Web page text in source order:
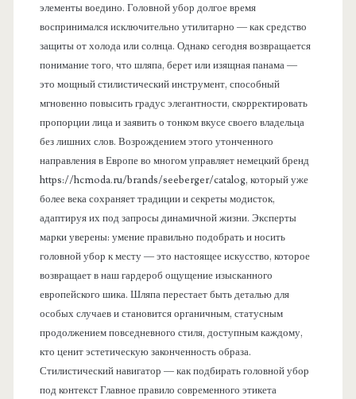
элементы воедино. Головной убор долгое время
воспринимался исключительно утилитарно — как средство
защиты от холода или солнца. Однако сегодня возвращается
понимание того, что шляпа, берет или изящная панама —
это мощный стилистический инструмент, способный
мгновенно повысить градус элегантности, скорректировать
пропорции лица и заявить о тонком вкусе своего владельца
без лишних слов. Возрождением этого утонченного
направления в Европе во многом управляет немецкий бренд
https://hcmoda.ru/brands/seeberger/catalog, который уже
более века сохраняет традиции и секреты модисток,
адаптируя их под запросы динамичной жизни. Эксперты
марки уверены: умение правильно подобрать и носить
головной убор к месту — это настоящее искусство, которое
возвращает в наш гардероб ощущение изысканного
европейского шика. Шляпа перестает быть деталью для
особых случаев и становится органичным, статусным
продолжением повседневного стиля, доступным каждому,
кто ценит эстетическую законченность образа.
Стилистический навигатор — как подбирать головной убор
под контекст Главное правило современного этикета